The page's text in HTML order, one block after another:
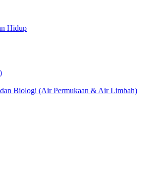
Hidup
Biologi (Air Permukaan & Air Limbah)